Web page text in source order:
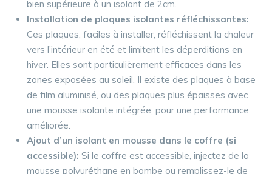
bien supérieure à un isolant de 2cm.
Installation de plaques isolantes réfléchissantes:
Ces plaques, faciles à installer, réfléchissent la chaleur
vers l’intérieur en été et limitent les déperditions en
hiver. Elles sont particulièrement efficaces dans les
zones exposées au soleil. Il existe des plaques à base
de film aluminisé, ou des plaques plus épaisses avec
une mousse isolante intégrée, pour une performance
améliorée.
Ajout d’un isolant en mousse dans le coffre (si
accessible): Si le coffre est accessible, injectez de la
mousse polyuréthane en bombe ou remplissez-le de